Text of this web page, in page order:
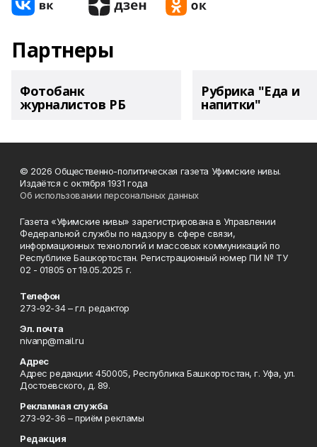
Партнеры
Фотобанк
журналистов РБ
Рубрика "Еда и
напитки"
© 2026 Общественно-политическая газета Уфимские нивы.
Издаётся с октября 1931 года
Об использовании персональных данных
Газета «Уфимские нивы» зарегистрирована в Управлении
Федеральной службы по надзору в сфере связи,
информационных технологий и массовых коммуникаций по
Республике Башкортостан. Регистрационный номер ПИ № ТУ
02 - 01805 от 19.05.2025 г.
Телефон
273-92-34 – гл. редактор
Эл. почта
nivanp@mail.ru
Адрес
Адрес редакции: 450005, Республика Башкортостан, г. Уфа, ул.
Достоевского, д. 89.
Рекламная служба
273-92-36 – приём рекламы
Редакция